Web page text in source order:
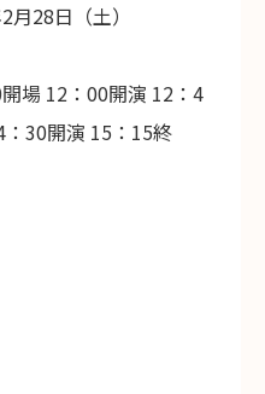
日（土）
00開演 12：4
30開演 15：15終
】